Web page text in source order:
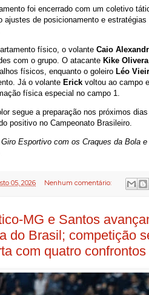
foi encerrado com um coletivo
ajustes de posicionamento e
físico, o volante Caio
com o grupo. O atacante Kike Olivera
físicos, enquanto o goleiro Léo
Já o volante Erick voltou ao campo
física especial no campo 1.
segue a preparação nos próximos
positivo no Campeonato Brasileiro.
Giro Esportivo com os Craques da Bola
05, 2026 Nenhum comentário:
MG e Santos
do Brasil; competição
com quatro confrontos